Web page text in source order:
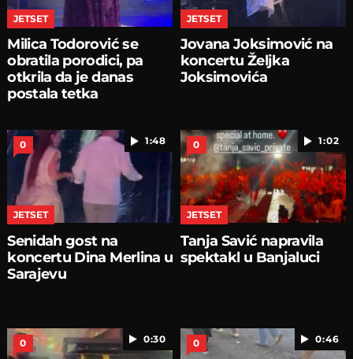
JETSET
Milica Todorović se
obratila porodici, pa
otkrila da je danas
postala tetka
JETSET
Jovana Joksimović na
koncertu Željka
Joksimovića
1:48
0
JETSET
Senidah gost na
koncertu Dina Merlina u
Sarajevu
1:02
0
JETSET
Tanja Savić napravila
spektakl u Banjaluci
0:30
0 0:46
0